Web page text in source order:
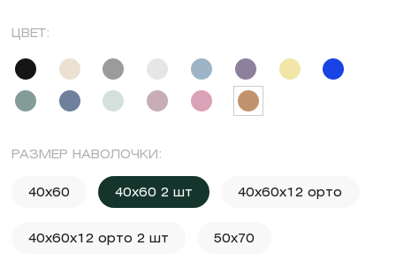
ЦВЕТ:
РАЗМЕР НАВОЛОЧКИ:
40x60 40x60 2 шт 40x60x12 орто
40x60x12 орто 2 шт 50x70